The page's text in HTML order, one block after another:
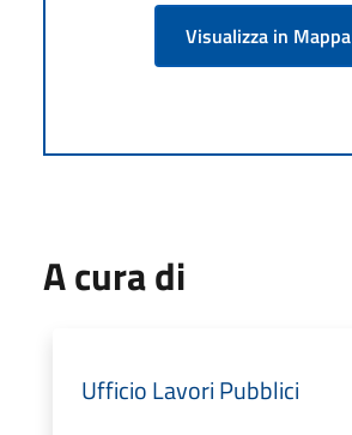
Visualizza in Mappa
A cura di
Ufficio Lavori Pubblici